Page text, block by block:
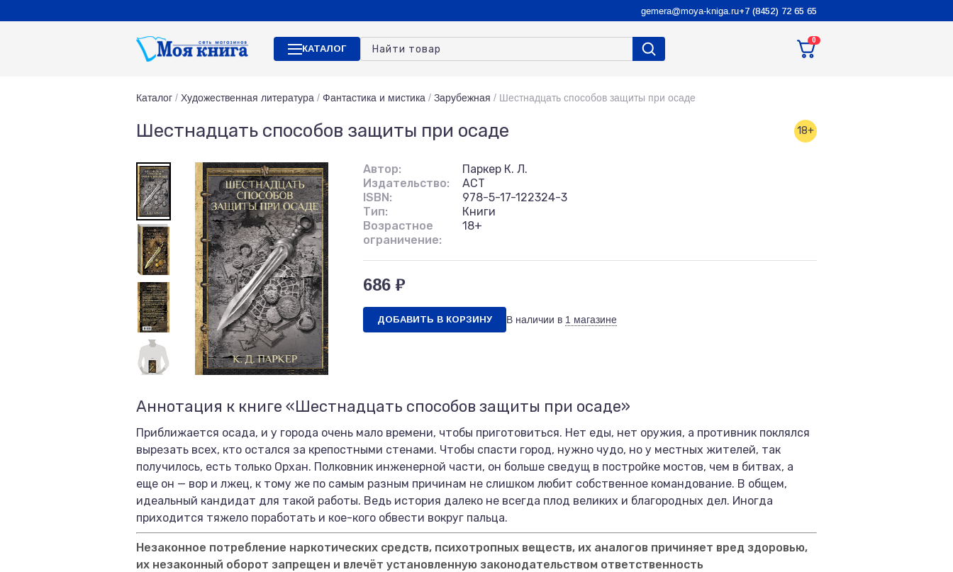
gemera@moya-kniga.ru+7 (8452) 72 65 65
КАТАЛОГ
0
Каталог / Художественная литература / Фантастика и мистика / Зарубежная / Шестнадцать способов защиты при осаде
Шестнадцать способов защиты при осаде 18+
Автор:
Паркер К. Л.
Издательство:
АСТ
ISBN:
978-5-17-122324-3
Тип:
Книги
Возрастное
ограничение:
18+
686 ₽
ДОБАВИТЬ В КОРЗИНУ В наличии в 1 магазине
Аннотация к книге «Шестнадцать способов защиты при осаде»
Приближается осада, и у города очень мало времени, чтобы приготовиться. Нет еды, нет оружия, а противник поклялся
вырезать всех, кто остался за крепостными стенами. Чтобы спасти город, нужно чудо, но у местных жителей, так
получилось, есть только Орхан. Полковник инженерной части, он больше сведущ в постройке мостов, чем в битвах, а
еще он — вор и лжец, к тому же по самым разным причинам не слишком любит собственное командование. В общем,
идеальный кандидат для такой работы. Ведь история далеко не всегда плод великих и благородных дел. Иногда
приходится тяжело поработать и кое-кого обвести вокруг пальца.
Незаконное потребление наркотических средств, психотропных веществ, их аналогов причиняет вред здоровью,
их незаконный оборот запрещен и влечёт установленную законодательством ответственность